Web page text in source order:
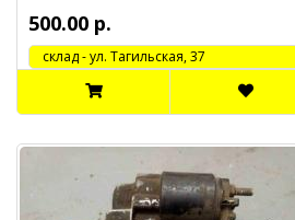
500.00 р.
cклад - ул. Тагильская, 37